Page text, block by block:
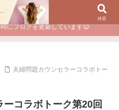
たのチャンスに変わるカウンセリング
にブログを更新しています😊
夫婦問題カウンセラーコラボトー
コラボトーク第20回
検索